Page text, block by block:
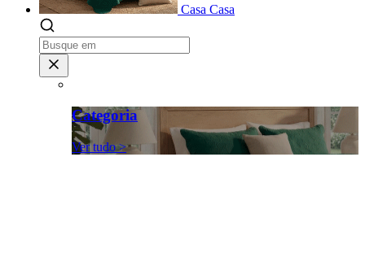
Casa Casa
Categoria
Ver tudo >